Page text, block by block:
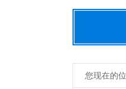
您现在的